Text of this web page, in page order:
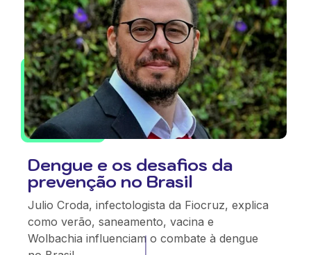
Dengue e os desafios da
prevenção no Brasil
Julio Croda, infectologista da Fiocruz, explica
como verão, saneamento, vacina e
Wolbachia influenciam o combate à dengue